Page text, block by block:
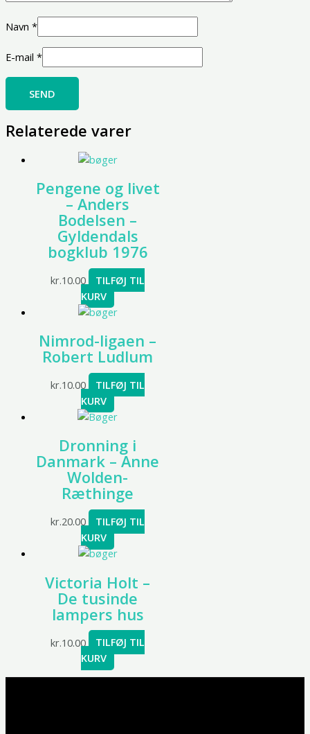
Navn *
E-mail *
Relaterede varer
Pengene og livet
– Anders
Bodelsen –
Gyldendals
bogklub 1976
kr.10.00
TILFØJ TIL
KURV
Nimrod-ligaen –
Robert Ludlum
kr.10.00
TILFØJ TIL
KURV
Dronning i
Danmark – Anne
Wolden-
Ræthinge
kr.20.00
TILFØJ TIL
KURV
Victoria Holt –
De tusinde
lampers hus
kr.10.00
TILFØJ TIL
KURV